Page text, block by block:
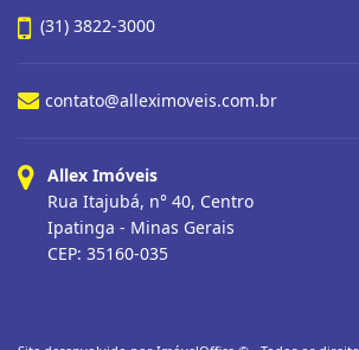
(31) 3822-3000
contato@alleximoveis.com.br
Allex Imóveis
Rua Itajubá, n° 40, Centro
Ipatinga - Minas Gerais
CEP: 35160-035